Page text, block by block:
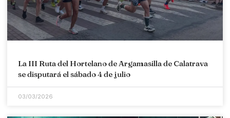
La III Ruta del Hortelano de Argamasilla de Calatrava
se disputará el sábado 4 de julio
03/03/2026